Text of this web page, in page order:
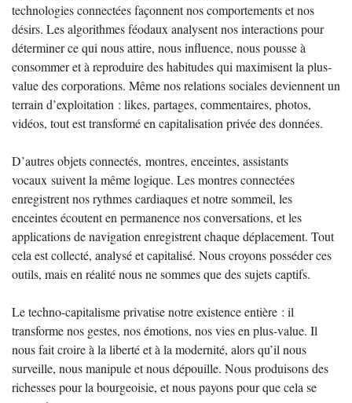
technologies connectées façonnent nos comportements et nos
désirs. Les algorithmes féodaux analysent nos interactions pour
déterminer ce qui nous attire, nous influence, nous pousse à
consommer et à reproduire des habitudes qui maximisent la plus-
value des corporations. Même nos relations sociales deviennent un
terrain d’exploitation : likes, partages, commentaires, photos,
vidéos, tout est transformé en capitalisation privée des données.
D’autres objets connectés, montres, enceintes, assistants
vocaux suivent la même logique. Les montres connectées
enregistrent nos rythmes cardiaques et notre sommeil, les
enceintes écoutent en permanence nos conversations, et les
applications de navigation enregistrent chaque déplacement. Tout
cela est collecté, analysé et capitalisé. Nous croyons posséder ces
outils, mais en réalité nous ne sommes que des sujets captifs.
Le techno-capitalisme privatise notre existence entière : il
transforme nos gestes, nos émotions, nos vies en plus-value. Il
nous fait croire à la liberté et à la modernité, alors qu’il nous
surveille, nous manipule et nous dépouille. Nous produisons des
richesses pour la bourgeoisie, et nous payons pour que cela se